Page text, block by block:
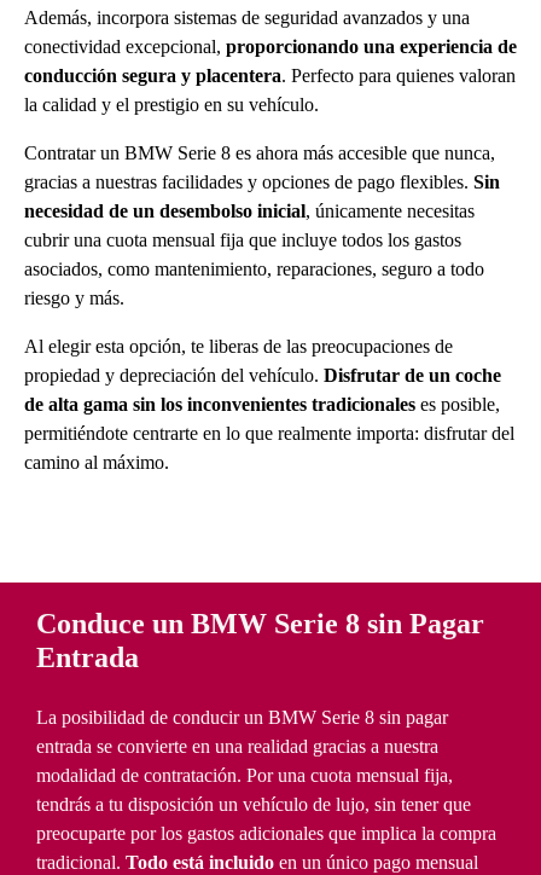
Además, incorpora sistemas de seguridad avanzados y una
conectividad excepcional, proporcionando una experiencia de
conducción segura y placentera. Perfecto para quienes valoran
la calidad y el prestigio en su vehículo.
Contratar un BMW Serie 8 es ahora más accesible que nunca,
gracias a nuestras facilidades y opciones de pago flexibles. Sin
necesidad de un desembolso inicial, únicamente necesitas
cubrir una cuota mensual fija que incluye todos los gastos
asociados, como mantenimiento, reparaciones, seguro a todo
riesgo y más.
Al elegir esta opción, te liberas de las preocupaciones de
propiedad y depreciación del vehículo. Disfrutar de un coche
de alta gama sin los inconvenientes tradicionales es posible,
permitiéndote centrarte en lo que realmente importa: disfrutar del
camino al máximo.
Conduce un BMW Serie 8 sin Pagar
Entrada
La posibilidad de conducir un BMW Serie 8 sin pagar
entrada se convierte en una realidad gracias a nuestra
modalidad de contratación. Por una cuota mensual fija,
tendrás a tu disposición un vehículo de lujo, sin tener que
preocuparte por los gastos adicionales que implica la compra
tradicional. Todo está incluido en un único pago mensual